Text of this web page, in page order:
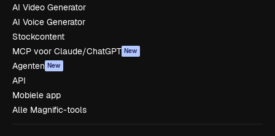
AI Video Generator
AI Voice Generator
Stockcontent
MCP voor Claude/ChatGPT New
Agenten New
API
Mobiele app
Alle Magnific-tools